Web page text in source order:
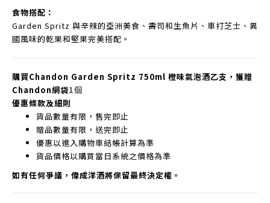
食物搭配：
Garden Spritz 與辛辣的亞洲美食、壽司和生魚片、車打芝士、異
國風味的乾果和堅果完美搭配。
購買Chandon Garden Spritz 750ml 橙味氣泡酒乙支，獲贈
Chandon網袋1個
優惠條款及細則
貨品數量有限，售完即止
贈品數量有限，送完即止
優惠以進入購物車結帳計算為準
貨品價格以購買當日系統之價格為準
如有任何爭議，偉成洋酒將保留最終決定權。